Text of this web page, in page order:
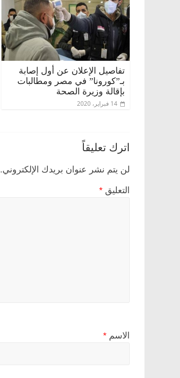
تفاصيل الإعلان عن أول إصابة
بـ”كورونا” في مصر ومطالبات
بإقالة وزيرة الصحة
14 فبراير، 2020
اترك تعليقاً
لن يتم نشر عنوان بريدك الإلكتروني.
التعليق *
الاسم *